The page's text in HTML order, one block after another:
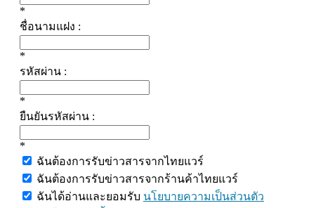
*
ชื่อนามแฝง :
*
รหัสผ่าน :
*
ยืนยันรหัสผ่าน :
*
ฉันต้องการรับข่าวสารจากไทยแวร์
ฉันต้องการรับข่าวสารจากร้านค้าไทยแวร์
ฉันได้อ่านและยอมรับ นโยบายความเป็นส่วนตัว